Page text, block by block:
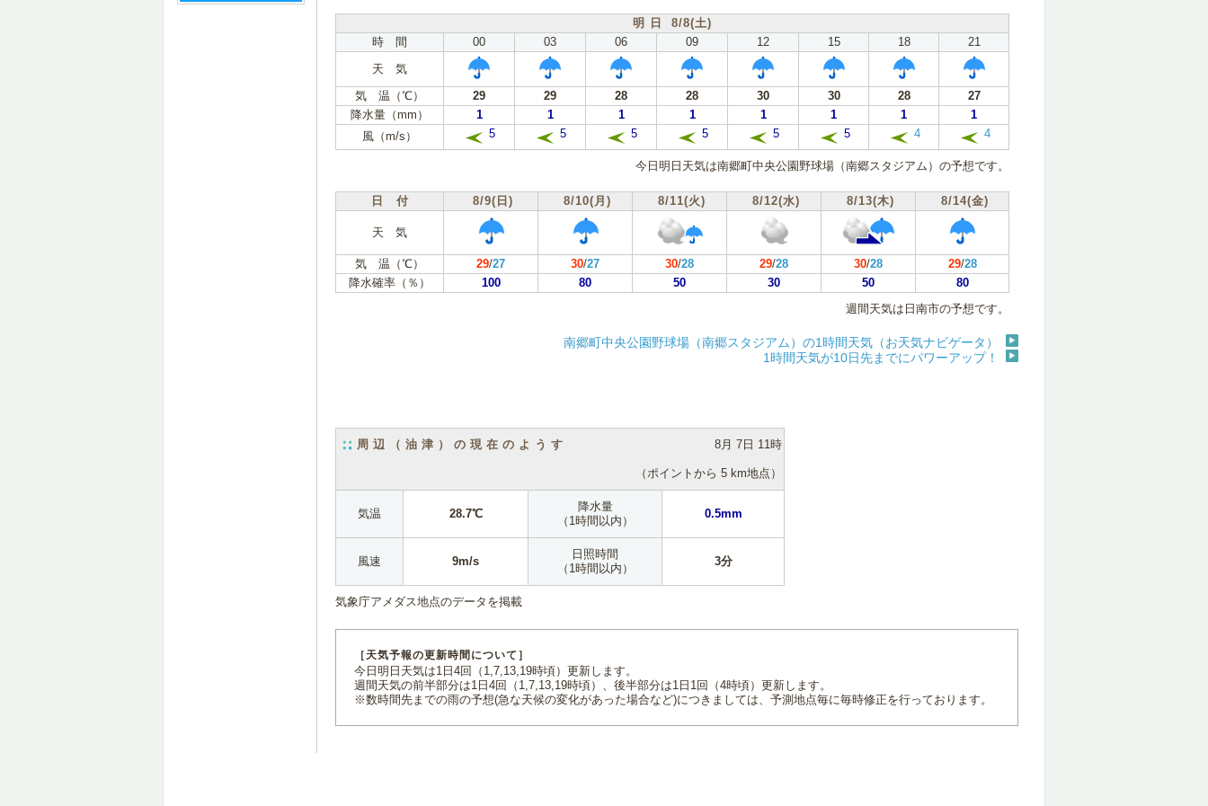
明 日 8/8(土)
時 間
00 03 06 09 12 15 18
21
天 気
気 温（℃）
29 29 28 28 30 30 28
27
降水量（mm）
1 1 1 1 1 1 1
1
風（m/s）
5 5 5 5 5 5 4 4
今日明日天気は南郷町中央公園野球場（南郷スタジアム）の予想です。
日 付 8/9(日) 8/10(月) 8/11(火) 8/12(水) 8/13(木) 8/14(金)
天 気
気 温（℃） 29/27 30/27 30/28 29/28 30/28 29/28
降水確率（％）
100 80 50 30 50
80
週間天気は日南市の予想です。
南郷町中央公園野球場（南郷スタジアム）の1時間天気（お天気ナビゲータ）
1時間天気が10日先までにパワーアップ！
周辺（油津）の現在のようす 8月 7日 11時
（ポイントから 5 km地点）
気温 28.7℃
降水量
（1時間以内）
0.5mm
風速 9m/s
日照時間
（1時間以内）
3分
気象庁アメダス地点のデータを掲載
［天気予報の更新時間について］
今日明日天気は1日4回（1,7,13,19時頃）更新します。
週間天気の前半部分は1日4回（1,7,13,19時頃）、後半部分は1日1回（4時頃）更新します。
※数時間先までの雨の予想(急な天候の変化があった場合など)につきましては、予測地点毎に毎時修正を行っております。